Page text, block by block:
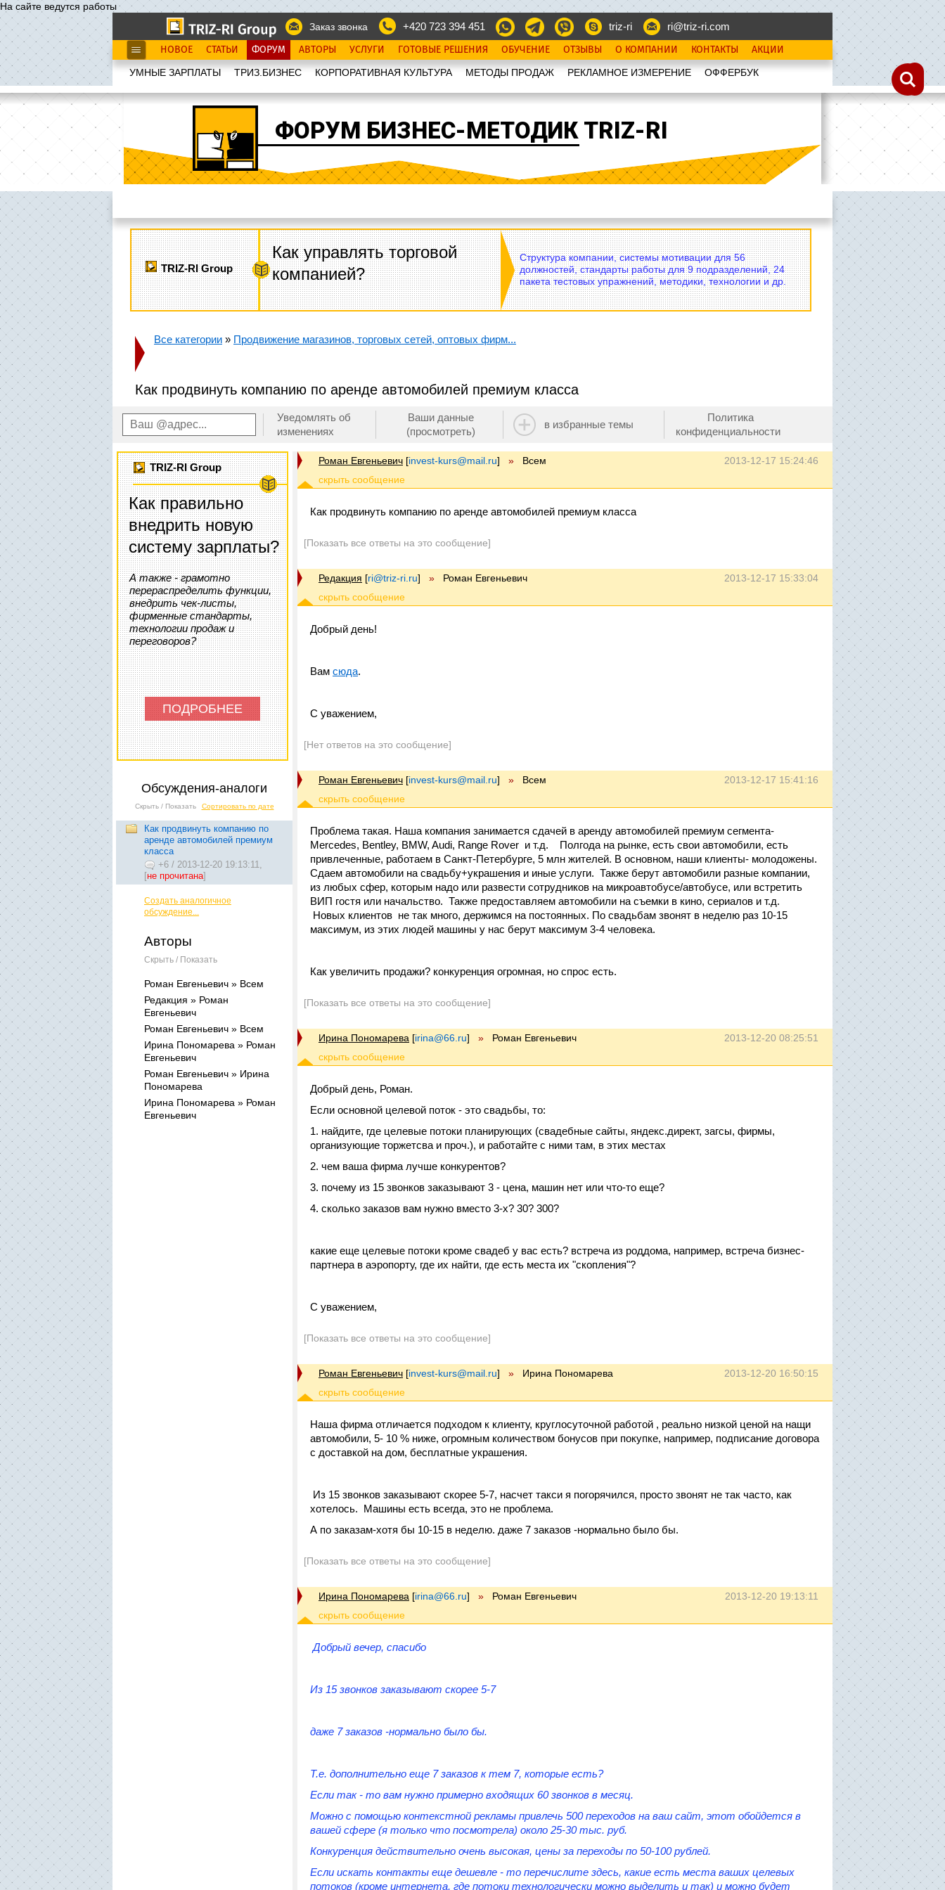
На сайте ведутся работы
Заказ звонка
+420 723 394 451 triz-ri ri@triz-ri.com
НОВОЕ СТАТЬИ ФОРУМ АВТОРЫ УСЛУГИ ГОТОВЫЕ РЕШЕНИЯ ОБУЧЕНИЕ ОТЗЫВЫ О КОМПАНИИ КОНТАКТЫ АКЦИИ
УМНЫЕ ЗАРПЛАТЫ ТРИЗ.БИЗНЕС КОРПОРАТИВНАЯ КУЛЬТУРА МЕТОДЫ ПРОДАЖ РЕКЛАМНОЕ ИЗМЕРЕНИЕ OФФЕРБУК
ФОРУМ БИЗНЕС-МЕТОДИК TRIZ-RI
TRIZ-RI Group
Как управлять торговой
компанией?
Структура компании, системы мотивации для 56
должностей, стандарты работы для 9 подразделений, 24
пакета тестовых упражнений, методики, технологии и др.
Все категории » Продвижение магазинов, торговых сетей, оптовых фирм...
Как продвинуть компанию по аренде автомобилей премиум класса
Уведомлять об
изменениях
Ваши данные
(просмотреть)
в избранные темы
Политика
конфиденциальности
TRIZ-RI Group
Как правильно
внедрить новую
систему зарплаты?
А также - грамотно
перераспределить функции,
внедрить чек-листы,
фирменные стандарты,
технологии продаж и
переговоров?
ПОДРОБНЕЕ
Обсуждения-аналоги
Скрыть / Показать Сортировать по дате
Как продвинуть компанию по
аренде автомобилей премиум
класса
+6 / 2013-12-20 19:13:11,
[не прочитана]
Создать аналогичное
обсуждение...
Авторы
Скрыть / Показать
Роман Евгеньевич » Всем
Редакция » Роман
Евгеньевич
Роман Евгеньевич » Всем
Ирина Пономарева » Роман
Евгеньевич
Роман Евгеньевич » Ирина
Пономарева
Ирина Пономарева » Роман
Евгеньевич
2013-12-17 15:24:46
Роман Евгеньевич [invest-kurs@mail.ru] » Всем
Как продвинуть компанию по аренде автомобилей премиум класса
[Показать все ответы на это сообщение]
2013-12-17 15:33:04
Редакция [ri@triz-ri.ru] » Роман Евгеньевич
Добрый день!
Вам сюда.
С уважением,
[Нет ответов на это сообщение]
2013-12-17 15:41:16
Роман Евгеньевич [invest-kurs@mail.ru] » Всем
Проблема такая. Наша компания занимается сдачей в аренду автомобилей премиум сегмента-
Mercedes, Bentley, BMW, Audi, Range Rover и т.д. Полгода на рынке, есть свои автомобили, есть
привлеченные, работаем в Санкт-Петербурге, 5 млн жителей. В основном, наши клиенты- молодожены.
Сдаем автомобили на свадьбу+украшения и иные услуги. Также берут автомобили разные компании,
из любых сфер, которым надо или развести сотрудников на микроавтобусе/автобусе, или встретить
ВИП гостя или начальство. Также предоставляем автомобили на съемки в кино, сериалов и т.д.
Новых клиентов не так много, держимся на постоянных. По свадьбам звонят в неделю раз 10-15
максимум, из этих людей машины у нас берут максимум 3-4 человека.
Как увеличить продажи? конкуренция огромная, но спрос есть.
[Показать все ответы на это сообщение]
2013-12-20 08:25:51
Ирина Пономарева [irina@66.ru] » Роман Евгеньевич
Добрый день, Роман.
Если основной целевой поток - это свадьбы, то:
1. найдите, где целевые потоки планирующих (свадебные сайты, яндекс.директ, загсы, фирмы,
организующие торжетсва и проч.), и работайте с ними там, в этих местах
2. чем ваша фирма лучше конкурентов?
3. почему из 15 звонков заказывают 3 - цена, машин нет или что-то еще?
4. сколько заказов вам нужно вместо 3-х? 30? 300?
какие еще целевые потоки кроме свадеб у вас есть? встреча из роддома, например, встреча бизнес-
партнера в аэропорту, где их найти, где есть места их "скопления"?
С уважением,
[Показать все ответы на это сообщение]
2013-12-20 16:50:15
Роман Евгеньевич [invest-kurs@mail.ru] » Ирина Пономарева
Наша фирма отличается подходом к клиенту, круглосуточной работой , реально низкой ценой на нащи
автомобили, 5- 10 % ниже, огромным количеством бонусов при покупке, например, подписание договора
с доставкой на дом, бесплатные украшения.
Из 15 звонков заказывают скорее 5-7, насчет такси я погорячился, просто звонят не так часто, как
хотелось. Машины есть всегда, это не проблема.
А по заказам-хотя бы 10-15 в неделю. даже 7 заказов -нормально было бы.
[Показать все ответы на это сообщение]
2013-12-20 19:13:11
Ирина Пономарева [irina@66.ru] » Роман Евгеньевич
Добрый вечер, спасибо
Из 15 звонков заказывают скорее 5-7
даже 7 заказов -нормально было бы.
Т.е. дополнительно еще 7 заказов к тем 7, которые есть?
Если так - то вам нужно примерно входящих 60 звонков в месяц.
Можно с помощью контекстной рекламы привлечь 500 переходов на ваш сайт, этот обойдется в
вашей сфере (я только что посмотрела) около 25-30 тыс. руб.
Конкуренция действительно очень высокая, цены за переходы по 50-100 рублей.
Если искать контакты еще дешевле - то перечислите здесь, какие есть места ваших целевых
потоков (кроме интернета, где потоки технологически можно выделить и так) и можно будет